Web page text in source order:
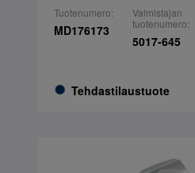
Tuotenumero:
MD176173
Tehdastilaustuote
Valmistajan
tuotenumero:
5017-645